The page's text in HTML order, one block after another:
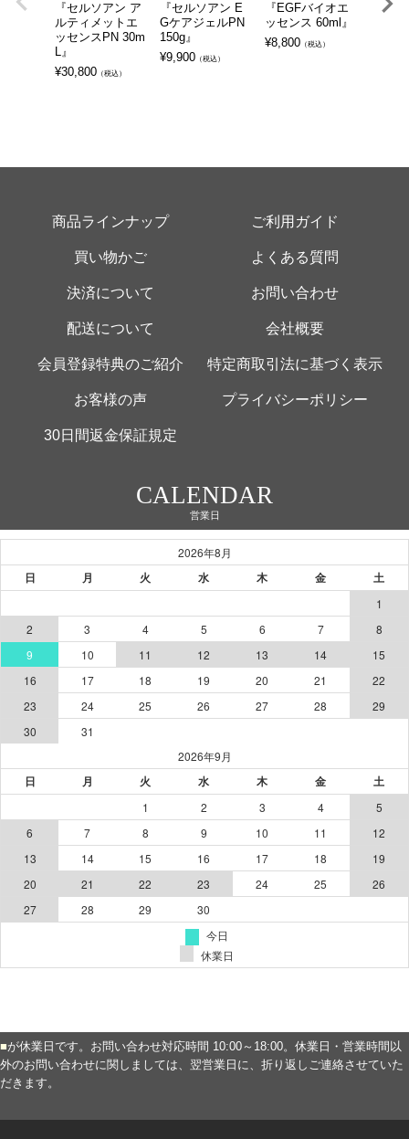
『セルソアン ア
ルティメットエ
ッセンスPN 30m
L』
¥30,800 （税込）
『セルソアン E
GケアジェルPN
150g』
¥9,900 （税込）
『EGFバイオエ
ッセンス 60ml』
¥8,800 （税込）
『セ
商品ラインナップ ご利用ガイド
買い物かご よくある質問
決済について お問い合わせ
配送について 会社概要
会員登録特典のご紹介 特定商取引法に基づく表示
お客様の声 プライバシーポリシー
30日間返金保証規定
CALENDAR
営業日
■が休業日です。お問い合わせ対応時間 10:00～18:00。休業日・営業時間以
外のお問い合わせに関しましては、翌営業日に、折り返しご連絡させていた
だきます。